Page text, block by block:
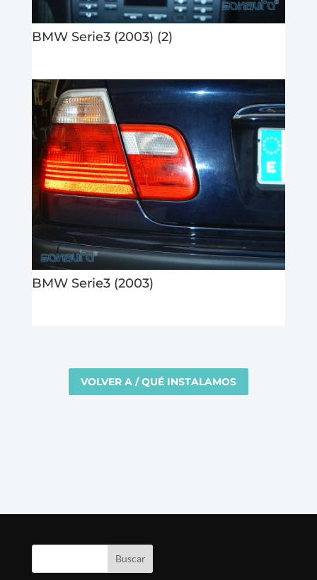
BMW Serie3 (2003) (2)
BMW Serie3 (2003)
VOLVER A / QUÉ INSTALAMOS